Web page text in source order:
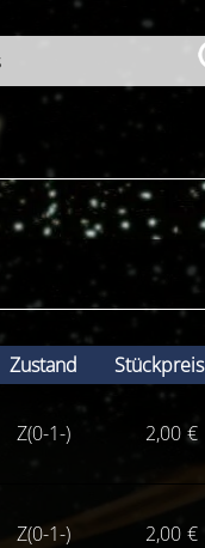
Zustand Stückpreis
Z(0-1-) 2,00 €
Z(0-1-) 2,00 €